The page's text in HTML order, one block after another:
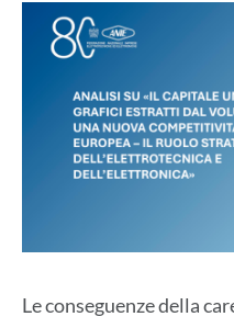
Le conseguenze della